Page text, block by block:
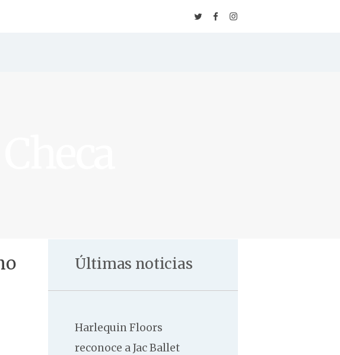
Inicio
Últimas noticias
Harlequin Floors
reconoce a Jac Ballet